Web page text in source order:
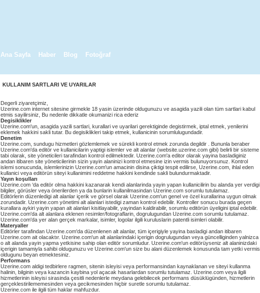
Ana Sayfa Haber Blog Fotoğraf
KULLANIM SARTLARI VE UYARILAR
Degerli ziyaretçimiz,
Uzerine.com internet sitesine girmekle 18 yasin üzerinde oldugunuzu ve asagida yazili olan tüm sartlari kabul
etmis sayilirsiniz, Bu nedenle dikkatle okumanizi rica ederiz
Degisiklikler
Uzerine.com'un, asagida yazili sartlari, kurallari ve uyarilari gerektiginde degistirmek, iptal etmek, yenilerini
eklemek hakkini sakli tutar. Bu degisiklikleri takip etmek, kullanicinin sorumlulugundadir.
Denetim
Uzerine.com, sundugu hizmetleri gözlemlemek ve sürekli kontrol etmek zorunda degildir . Bununla beraber
Uzerine.com'da editör ve kullanicilarin yaptigi islemler ve alt alanlar (website.uzerine.com gibi) belirli bir sisteme
tabi olarak, site yöneticileri tarafindan kontrol edilmektedir. Uzerine.com'a editor olarak yayina basladiginiz
andan itibaren site yöneticilerinin sizin yayin alaninizi kontrol etmesine izin vermis bulunuyorsunuz. Kontrol
islemi sonucunda, islemlerinizin Uzerine.com'un amacinin disina çiktigi tespit edilirse, Uzerine.com, ihlal eden
kullanici veya editörün siteyi kullanimini reddetme hakkini kendinde sakli bulundurmaktadir.
Yayın koşulları
Uzerine.com ‘da editör olma hakkini kazanarak kendi alanlarinda yayin yapan kullanicilirin bu alanda yer verdigi
bilgiler, görüsler veya önerilerden ya da bunlarin kullanilmasindan Uzerine.com sorumlu tutulamaz.
Editörlerin düzenledigi alt alanlar içerik ve görsel olarak Uzerine.com'un genel ve özel kurallarina uygun olmak
zorundadir. Uzerine.com yönetimi alt alanlari istedigi zaman kontrol edebilir. Kontroller sonucu burada geçen
kurallara aykiri yayin yapan alt alanlari kisitlayabilir, yayindan kaldirabilir, sorumlu editörün üyeligini iptal edebilir.
Uzerine.com'da alt alanlara eklenen resimler/fotograflarin, dogrulugundan Uzerine.com sorumlu tutulamaz.
Uzerine.com'da yer alan gerçek markalar, isimler, logolar ilgili kuruluslarin patentli isimleri olabilir.
Materyaller
Editörler tarafindan Uzerine.com'da düzenlenen alt alanlar, tüm içerigiyle yayina basladigi andan itibaren
Uzerine.com ait olacaktır. Uzerine.com'un alt alanlarindaki içerigin dogrulugundan veya güncelliginden yalnizca
o alt alanda yayin yapma yetkisine sahip olan editör sorumludur. Uzerine.com'un editörüyseniz alt alaninizdaki
içerigin tamamiyla sahibi oldugunuzu ve Uzerine.com'un size bu alani düzenlemek konusunda tam yetki vermis
oldugunu beyan etmektesiniz.
Performans
Uzerine.com aldigi tedbirlere ragmen, sitenin isleyisi veya performansindan kaynaklanan ve siteyi kullanma
halinin, bilginin veya kazancin kaybina yol açacak hasarlardan sorumlu tutulamaz. Uzerine.com veya ilgili
hizmetlerinin isleyisi sirasinda çesitli nedenlerle meydana gelebilecek performans düsüklügünden, hizmetlerin
gerçeklestirilememesinden veya gecikmesinden hiçbir suretle sorumlu tutulamaz.
Uzerine.com ile ilgili tüm haklar mahfuzdur.